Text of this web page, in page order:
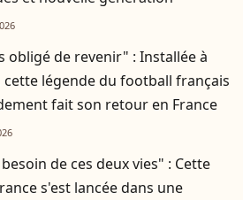
obligé de revenir" : Installée à
cette légende du football français
fait son retour en France
de ces deux vies" : Cette
s'est lancée dans une